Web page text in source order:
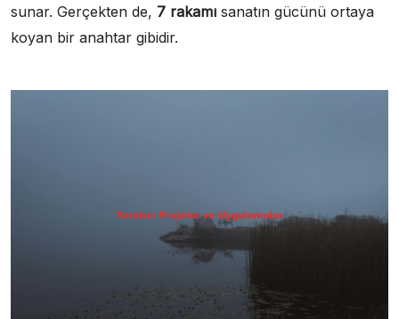
sunar. Gerçekten de, 7 rakamı sanatın gücünü ortaya
koyan bir anahtar gibidir.